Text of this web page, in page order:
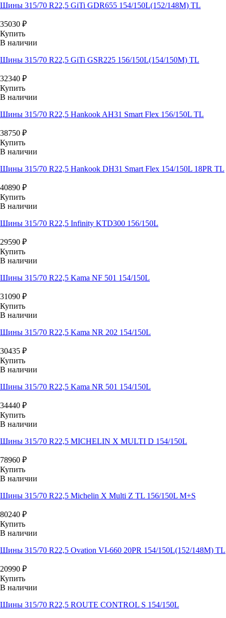
Шины 315/70 R22,5 GiTi GDR655 154/150L(152/148M) TL
35030 ₽
Купить
В наличии
Шины 315/70 R22,5 GiTi GSR225 156/150L(154/150M) TL
32340 ₽
Купить
В наличии
Шины 315/70 R22,5 Hankook AH31 Smart Flex 156/150L TL
38750 ₽
Купить
В наличии
Шины 315/70 R22,5 Hankook DH31 Smart Flex 154/150L 18PR TL
40890 ₽
Купить
В наличии
Шины 315/70 R22,5 Infinity KTD300 156/150L
29590 ₽
Купить
В наличии
Шины 315/70 R22,5 Kama NF 501 154/150L
31090 ₽
Купить
В наличии
Шины 315/70 R22,5 Kama NR 202 154/150L
30435 ₽
Купить
В наличии
Шины 315/70 R22,5 Kama NR 501 154/150L
34440 ₽
Купить
В наличии
Шины 315/70 R22,5 MICHELIN X MULTI D 154/150L
78960 ₽
Купить
В наличии
Шины 315/70 R22,5 Michelin X Multi Z TL 156/150L M+S
80240 ₽
Купить
В наличии
Шины 315/70 R22,5 Ovation VI-660 20PR 154/150L(152/148M) TL
20990 ₽
Купить
В наличии
Шины 315/70 R22,5 ROUTE CONTROL S 154/150L